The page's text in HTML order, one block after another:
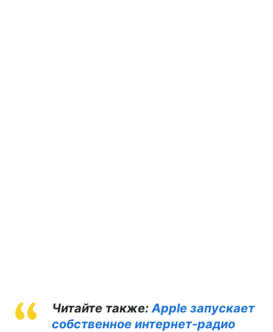
Читайте также:Apple запускает
собственное интернет-радио